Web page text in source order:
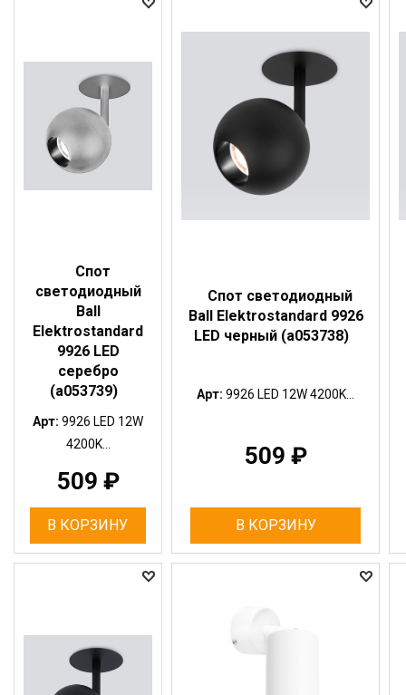
Спот
светодиодный
Ball
Elektrostandard
9926 LED
серебро
(a053739)
Арт: 9926 LED 12W
4200K...
509 ₽
В КОРЗИНУ
Спот светодиодный
Ball Elektrostandard 9926
LED черный (a053738)
Арт: 9926 LED 12W 4200K...
509 ₽
В КОРЗИНУ